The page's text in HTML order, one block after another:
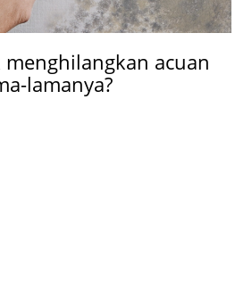
acuan
lamanya?